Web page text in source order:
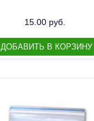
15.00 руб.